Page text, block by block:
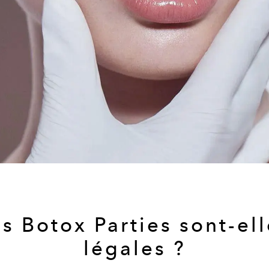
Botox Parties sont-
légales ?